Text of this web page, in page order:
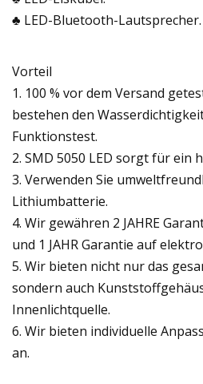
♣ LED-Bluetooth-Lautsprecher.
Vorteil
1. 100 % vor dem Versand
bestehen den
Funktionstest.
2. SMD 5050 LED sorgt für ein
3. Verwenden Sie
Lithiumbatterie.
4. Wir gewähren 2 JAHRE
und 1 JAHR Garantie auf
5. Wir bieten nicht nur das
sondern auch
Innenlichtquelle.
6. Wir bieten individuelle
an.